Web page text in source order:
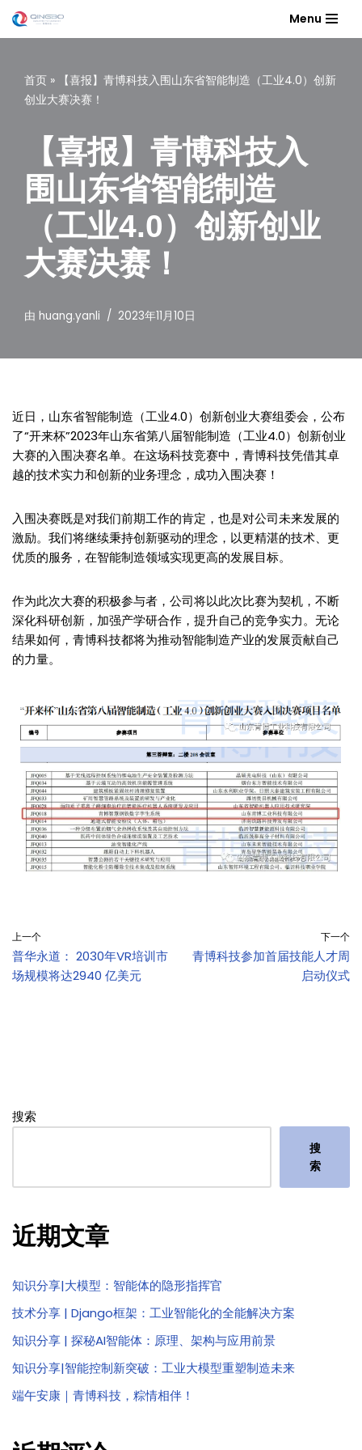
跳
Menu
首页 » 【喜报】青博科技入围山东省智能制造（工业4.0）创新
创业大赛决赛！
【喜报】青博科技入
围山东省智能制造
（工业4.0）创新创业
大赛决赛！
由 huang.yanli 2023年11月10日
近日，山东省智能制造（工业4.0）创新创业大赛组委会，公布
了“开来杯”2023年山东省第八届智能制造（工业4.0）创新创业
大赛的入围决赛名单。在这场科技竞赛中，青博科技凭借其卓
越的技术实力和创新的业务理念，成功入围决赛！
入围决赛既是对我们前期工作的肯定，也是对公司未来发展的
激励。我们将继续秉持创新驱动的理念，以更精湛的技术、更
优质的服务，在智能制造领域实现更高的发展目标。
作为此次大赛的积极参与者，公司将以此次比赛为契机，不断
深化科研创新，加强产学研合作，提升自己的竞争实力。无论
结果如何，青博科技都将为推动智能制造产业的发展贡献自己
的力量。
上一个
普华永道： 2030年VR培训市
场规模将达2940 亿美元
下一个
青博科技参加首届技能人才周
启动仪式
搜索
搜
索
近期文章
知识分享|大模型：智能体的隐形指挥官
技术分享 | Django框架：工业智能化的全能解决方案
知识分享 | 探秘AI智能体：原理、架构与应用前景
知识分享|智能控制新突破：工业大模型重塑制造未来
端午安康｜青博科技，粽情相伴！